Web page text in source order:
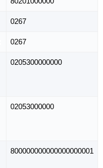
0267
0267
0205300000000
02053000000
800000000000000000001